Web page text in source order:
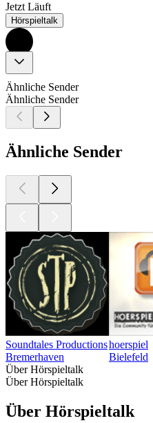
Jetzt Läuft
Hörspieltalk
Ähnliche Sender
Ähnliche Sender
Ähnliche Sender
Soundtales Productions
Bremerhaven
hoerspiel
Bielefeld
Über Hörspieltalk
Über Hörspieltalk
Über Hörspieltalk